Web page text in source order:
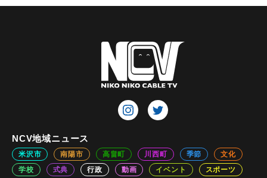
NCV地域ニュース
米沢市 南陽市 高畠町 川西町 季節
文化
学校
式典 行政 動画 イベント
スポーツ